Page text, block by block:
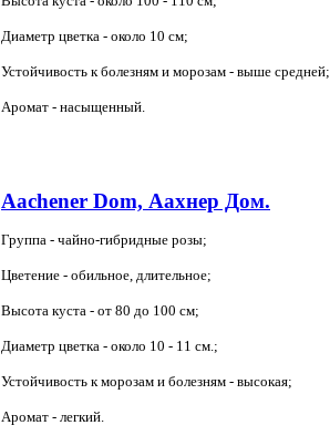
Диаметр цветка - около 10 см;
Устойчивость к болезням и морозам - выше средней;
Аромат - насыщенный.
Aachener Dom, Аахнер Дом.
Группа - чайно-гибридные розы;
Цветение - обильное, длительное;
Высота куста - от 80 до 100 см;
Диаметр цветка - около 10 - 11 см.;
Устойчивость к морозам и болезням - высокая;
Аромат - легкий.